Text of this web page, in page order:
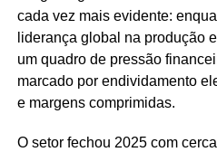
cada vez mais evidente:
liderança global na produção
um quadro de pressão
marcado por endividamento
e margens comprimidas.
O setor fechou 2025 com